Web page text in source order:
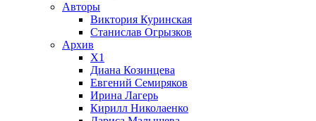
Авторы
Виктория Куринская
Станислав Огрызков
Архив
X1
Диана Козинцева
Евгений Семиряков
Ирина Лагерь
Кирилл Николаенко